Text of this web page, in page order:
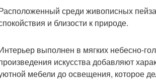
среди живописных
и близости к природе.
выполнен в мягких небесно-
искусства добавляют
мебели до освещения, которое